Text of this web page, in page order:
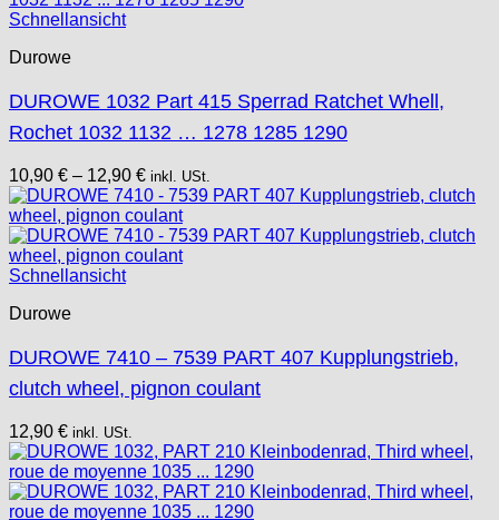
Schnellansicht
Durowe
DUROWE 1032 Part 415 Sperrad Ratchet Whell,
Rochet 1032 1132 … 1278 1285 1290
10,90 € – 12,90 € inkl. USt.
Schnellansicht
Durowe
DUROWE 7410 – 7539 PART 407 Kupplungstrieb,
clutch wheel, pignon coulant
12,90 € inkl. USt.